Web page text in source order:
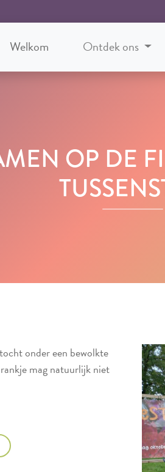
Welkom Ontdek ons
OP DE
onder een bewolkte
mag natuurlijk niet